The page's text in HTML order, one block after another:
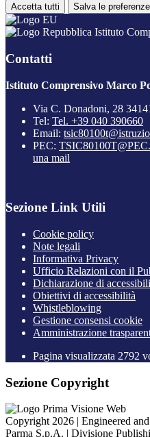
Accetta tutti Salva le preferenze
Istituto
Contatti
Istituto Comprensivo Marco
Via C. Donadoni, 28
Tel: Tel. +39 040 390660
Email:
PEC:
una mail
Sezione Link Utili
Cookie policy
Note legali
Informativa Privacy
Ufficio Relazioni con il
Dichiarazione di
Obiettivi di accessibilità
Whistleblowing
Gestione consensi cookie
Amministrazione
Pagina visualizzata 2792
Sezione Copyright
Copyright 2026 | Engineered
Parma S.p.A. | Divisione